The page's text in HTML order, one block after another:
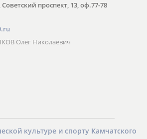
проспект, 13, оф.77-78
Олег Николаевич
культуре и спорту Камчатского